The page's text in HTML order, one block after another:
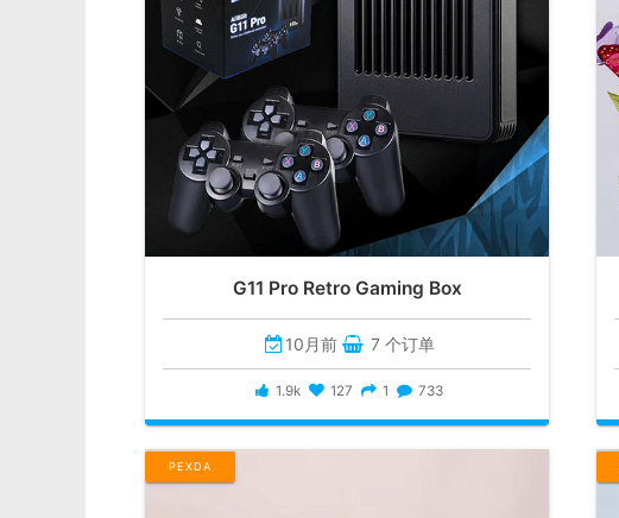
G11 Pro Retro Gaming Box
10月前 7 个订单
1.9k 127 1 733
PEXDA